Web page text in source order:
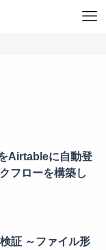
Airtableに自動登
フローを構築し
証 ～ファイル形